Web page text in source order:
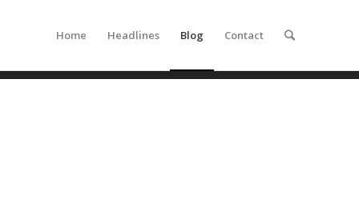
Home Headlines Blog Contact